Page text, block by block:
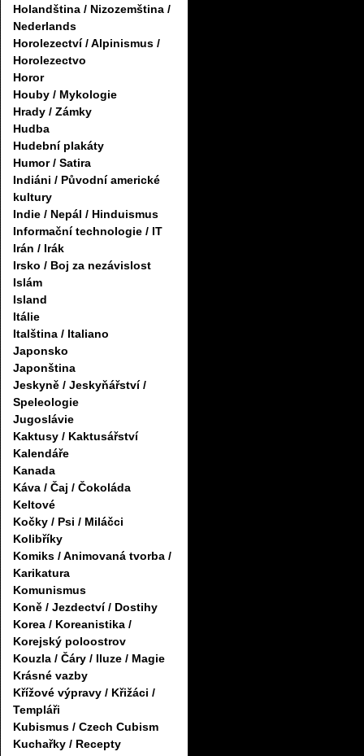
Holandština / Nizozemština /
Nederlands
Horolezectví / Alpinismus /
Horolezectvo
Horor
Houby / Mykologie
Hrady / Zámky
Hudba
Hudební plakáty
Humor / Satira
Indiáni / Původní americké
kultury
Indie / Nepál / Hinduismus
Informační technologie / IT
Irán / Irák
Irsko / Boj za nezávislost
Islám
Island
Itálie
Italština / Italiano
Japonsko
Japonština
Jeskyně / Jeskyňářství /
Speleologie
Jugoslávie
Kaktusy / Kaktusářství
Kalendáře
Kanada
Káva / Čaj / Čokoláda
Keltové
Kočky / Psi / Miláčci
Kolibříky
Komiks / Animovaná tvorba /
Karikatura
Komunismus
Koně / Jezdectví / Dostihy
Korea / Koreanistika /
Korejský poloostrov
Kouzla / Čáry / Iluze / Magie
Krásné vazby
Křížové výpravy / Křižáci /
Templáři
Kubismus / Czech Cubism
Kuchařky / Recepty